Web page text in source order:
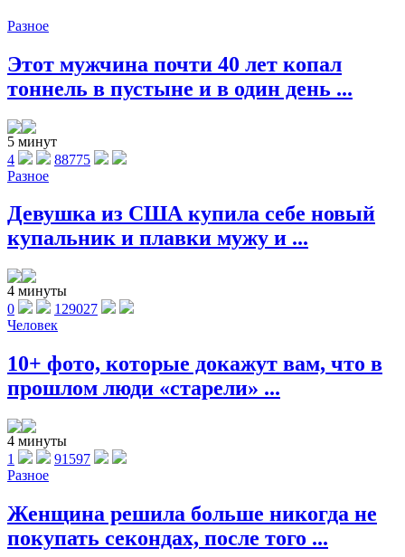
Разное
Этот мужчина почти 40 лет копал
тоннель в пустыне и в один день ...
5 минут
4
88775
Разное
Девушка из США купила себе новый
купальник и плавки мужу и ...
4 минуты
0
129027
Человек
10+ фото, которые докажут вам, что в
прошлом люди «старели» ...
4 минуты
1
91597
Разное
Женщина решила больше никогда не
покупать секондах, после того ...